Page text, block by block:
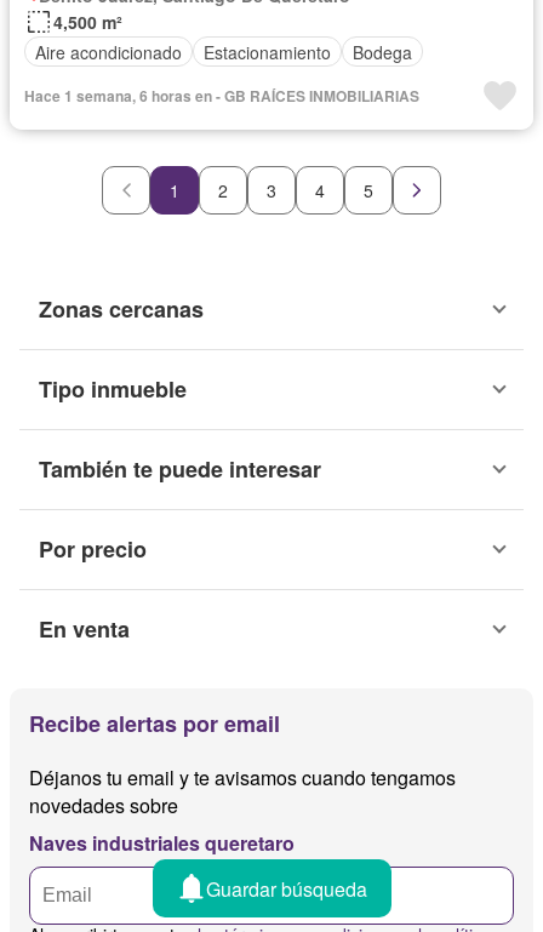
4,500 m²
Aire acondicionado
Estacionamiento Bodega
Hace 1 semana, 6 horas en - GB RAÍCES INMOBILIARIAS
1 2 3 4 5
Zonas cercanas
Tipo inmueble
También te puede interesar
Por precio
En venta
Recibe alertas por email
Déjanos tu email y te avisamos cuando tengamos
novedades sobre
Naves industriales queretaro
Guardar búsqueda